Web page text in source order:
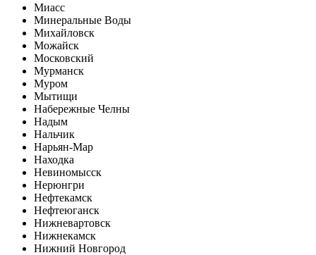
Миасс
Минеральные Воды
Михайловск
Можайск
Московский
Мурманск
Муром
Мытищи
Набережные Челны
Надым
Нальчик
Нарьян-Мар
Находка
Невиномысск
Нерюнгри
Нефтекамск
Нефтеюганск
Нижневартовск
Нижнекамск
Нижний Новгород